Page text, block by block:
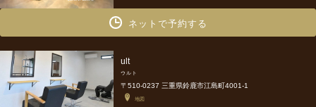
ネットで予約する
ult
ウルト
〒510-0237 三重県鈴鹿市江島町4001-1
地図